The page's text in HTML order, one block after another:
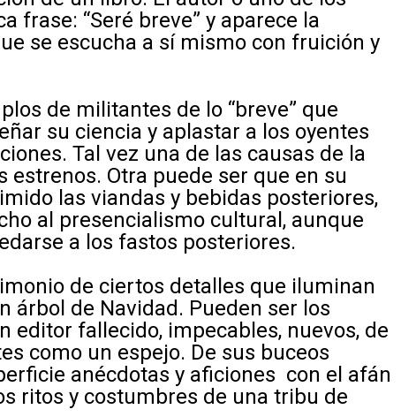
frase: “Seré breve” y aparece la
se escucha a sí mismo con fruición y
de militantes de lo “breve” que
su ciencia y aplastar a los oyentes
Tal vez una de las causas de la
estrenos. Otra puede ser que en su
las viandas y bebidas posteriores,
al presencialismo cultural, aunque
a los fastos posteriores.
de ciertos detalles que iluminan
árbol de Navidad. Pueden ser los
editor fallecido, impecables, nuevos, de
como un espejo. De sus buceos
anécdotas y aficiones con el afán
ritos y costumbres de una tribu de